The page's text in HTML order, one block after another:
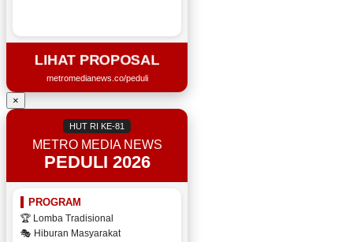
LIHAT PROPOSAL
metromedianews.co/peduli
×
HUT RI KE-81
METRO MEDIA NEWS
PEDULI 2026
PROGRAM
🏆 Lomba Tradisional
🎭 Hiburan Masyarakat